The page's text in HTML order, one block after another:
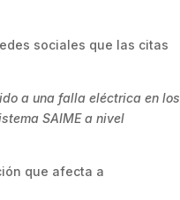
sociales que las citas
a una falla eléctrica en los
SAIME a nivel
que afecta a